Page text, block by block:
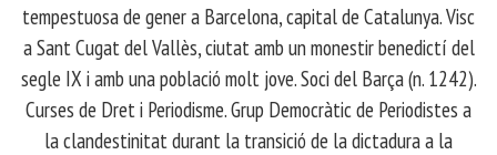
tempestuosa de gener a Barcelona, capital de Catalunya. Visc
a Sant Cugat del Vallès, ciutat amb un monestir benedictí del
segle IX i amb una població molt jove. Soci del Barça (n. 1242).
Curses de Dret i Periodisme. Grup Democràtic de Periodistes a
la clandestinitat durant la transició de la dictadura a la